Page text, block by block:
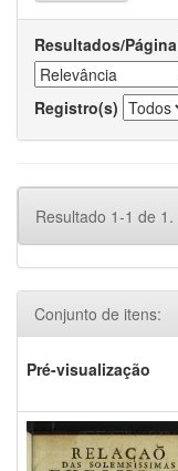
Resultados/Página
Registro(s)
Resultado 1-1 de 1.
Conjunto de itens:
Pré-visualização